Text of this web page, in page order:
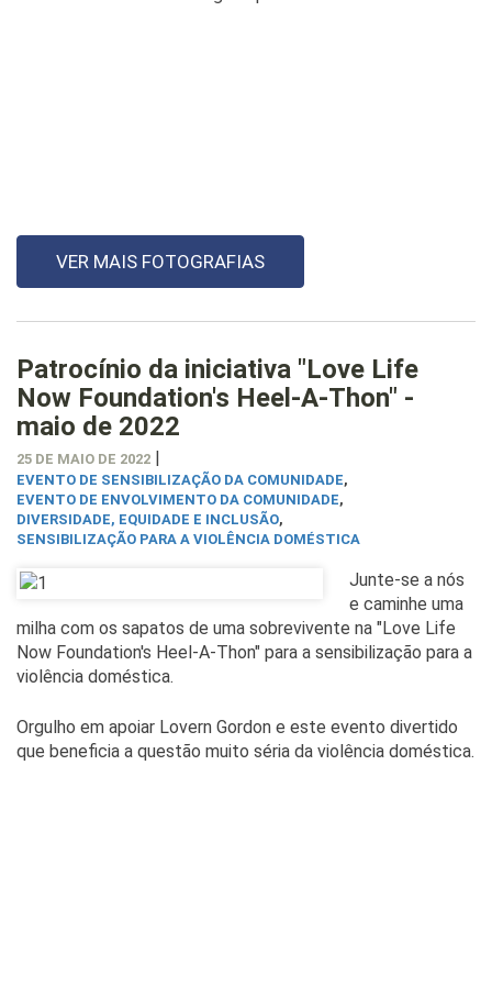
VER MAIS FOTOGRAFIAS
Patrocínio da iniciativa "Love Life
Now Foundation's Heel-A-Thon" -
maio de 2022
25 DE MAIO DE 2022 |
EVENTO DE SENSIBILIZAÇÃO DA COMUNIDADE,
EVENTO DE ENVOLVIMENTO DA COMUNIDADE,
DIVERSIDADE, EQUIDADE E INCLUSÃO,
SENSIBILIZAÇÃO PARA A VIOLÊNCIA DOMÉSTICA
Junte-se a nós
e caminhe uma
milha com os sapatos de uma sobrevivente na "Love Life
Now Foundation's Heel-A-Thon" para a sensibilização para a
violência doméstica.
Orgulho em apoiar Lovern Gordon e este evento divertido
que beneficia a questão muito séria da violência doméstica.